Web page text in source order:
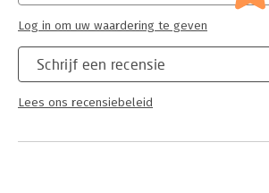
Schrijf een recensie
Lees ons recensiebeleid
Log in om uw waardering te geven